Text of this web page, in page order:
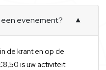
evenement? ▼
de krant en op de
is uw activiteit